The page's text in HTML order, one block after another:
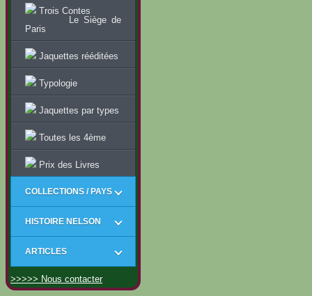
Trois Contes
Le Siège de
Paris
Jaquettes rééditées
Typologie
Jaquettes par types
Toutes les 4ème
Prix des Livres
COLLECTIONS / PAYS
HISTOIRE NELSON
ARTICLES
>>>>> Nous contacter